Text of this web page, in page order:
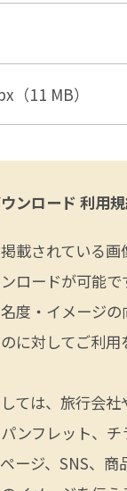
11 MB）
ンロード 利用
載されている画
ロードが可能で
度・イメージ
に対してご利用
ては、旅行会
ンフレット、チ
ージ、SNS、商